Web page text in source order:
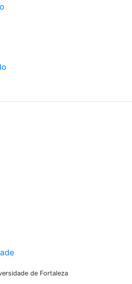
de Fortaleza